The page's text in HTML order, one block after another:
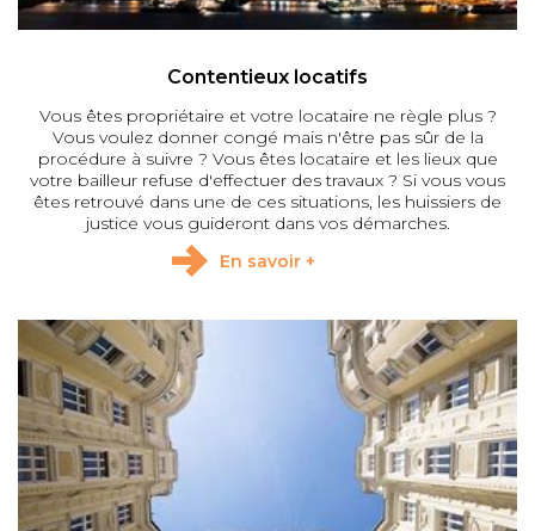
Contentieux locatifs
Vous êtes propriétaire et votre locataire ne règle plus ?
Vous voulez donner congé mais n'être pas sûr de la
procédure à suivre ? Vous êtes locataire et les lieux que
votre bailleur refuse d'effectuer des travaux ? Si vous vous
êtes retrouvé dans une de ces situations, les huissiers de
justice vous guideront dans vos démarches.
En savoir +